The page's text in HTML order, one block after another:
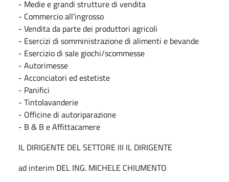
- Medie e grandi strutture di vendita
- Commercio all’ingrosso
- Vendita da parte dei produttori agricoli
- Esercizi di somministrazione di alimenti e bevande
- Esercizio di sale giochi/scommesse
- Autorimesse
- Acconciatori ed estetiste
- Panifici
- Tintolavanderie
- Officine di autoriparazione
- B & B e Affittacamere
IL DIRIGENTE DEL SETTORE III IL DIRIGENTE
ad interim DEL ING. MICHELE CHIUMENTO